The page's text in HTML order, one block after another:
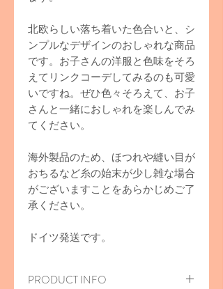
北欧らしい落ち着いた色合いと、シ
ンプルなデザインのおしゃれな商品
です。お子さんの洋服と色味をそろ
えてリンクコーデしてみるのも可愛
いですね。ぜひ色々そろえて、お子
さんと一緒におしゃれを楽しんでみ
てください。
海外製品のため、ほつれや縫い目が
おちるなど糸の始末が少し雑な場合
がございますことをあらかじめご了
承ください。
ドイツ発送です。
PRODUCT INFO